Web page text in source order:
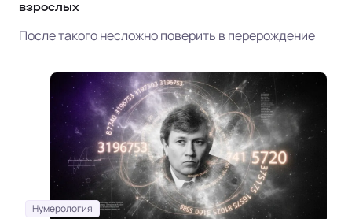
взрослых
После такого несложно поверить в перерождение
Нумерология